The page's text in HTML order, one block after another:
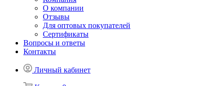
О компании
Отзывы
Для оптовых покупателей
Сертификаты
Вопросы и ответы
Контакты
Личный кабинет